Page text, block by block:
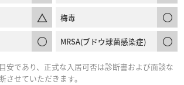
梅毒
MRSA(ブドウ球菌感染症)
安であり、正式な入居可否は診断書および面談な
させていただきます。